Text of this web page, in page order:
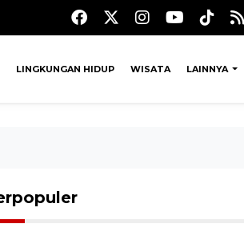
LINGKUNGAN HIDUP WISATA LAINNYA